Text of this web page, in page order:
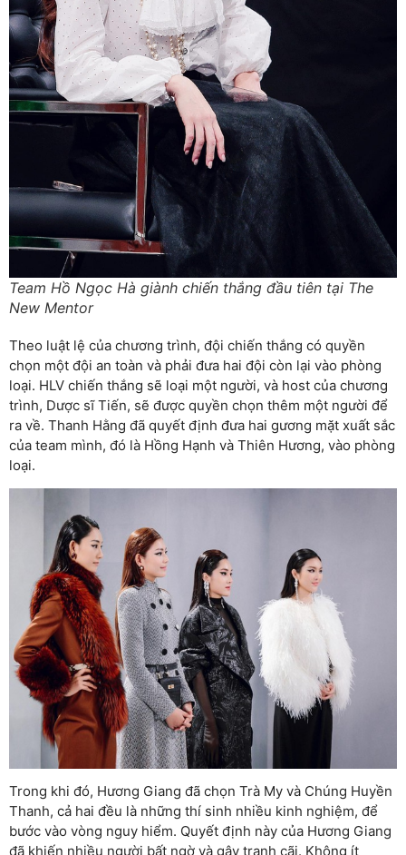
Team Hồ Ngọc Hà giành chiến thắng đầu tiên tại The
New Mentor
Theo luật lệ của chương trình, đội chiến thắng có quyền
chọn một đội an toàn và phải đưa hai đội còn lại vào phòng
loại. HLV chiến thắng sẽ loại một người, và host của chương
trình, Dược sĩ Tiến, sẽ được quyền chọn thêm một người để
ra về. Thanh Hằng đã quyết định đưa hai gương mặt xuất sắc
của team mình, đó là Hồng Hạnh và Thiên Hương, vào phòng
loại.
Trong khi đó, Hương Giang đã chọn Trà My và Chúng Huyền
Thanh, cả hai đều là những thí sinh nhiều kinh nghiệm, để
bước vào vòng nguy hiểm. Quyết định này của Hương Giang
đã khiến nhiều người bất ngờ và gây tranh cãi. Không ít